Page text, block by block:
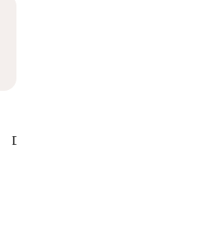
Disponibilidades